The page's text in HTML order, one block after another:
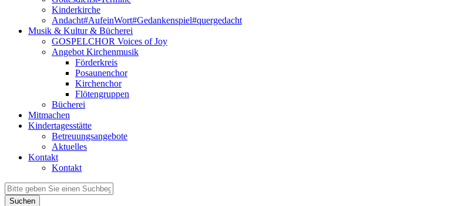
Kinderkirche
Andacht#AufeinWort#Gedankenspiel#quergedacht
Musik & Kultur & Bücherei
GOSPELCHOR Voices of Joy
Angebot Kirchenmusik
Förderkreis
Posaunenchor
Kirchenchor
Flötengruppen
Bücherei
Mitmachen
Kindertagesstätte
Betreuungsangebote
Aktuelles
Kontakt
Kontakt
Suchen